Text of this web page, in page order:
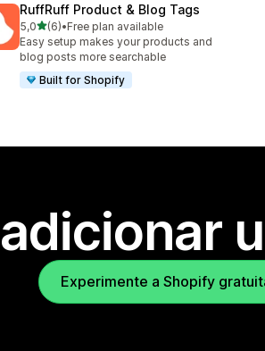
RuffRuff Product & Blog Tags
5,0de 5 estrelas
(6)
6 total de avaliações
•Free plan available
Easy setup makes your products and
blog posts more searchable
Built for Shopify
Experimente a Shopify